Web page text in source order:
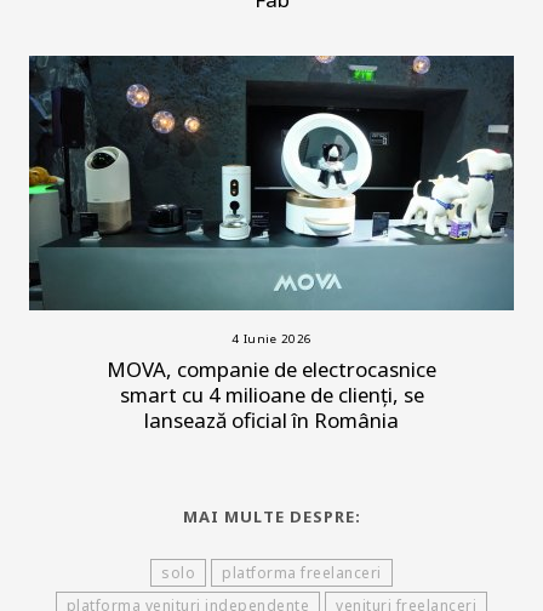
4 Iunie 2026
MOVA, companie de electrocasnice
smart cu 4 milioane de clienți, se
lansează oficial în România
MAI MULTE DESPRE:
solo
platforma freelanceri
platforma venituri independente
venituri freelanceri